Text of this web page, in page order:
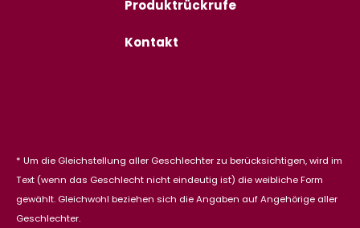
Produktrückrufe
Kontakt
* Um die Gleichstellung aller Geschlechter zu berücksichtigen, wird im
Text (wenn das Geschlecht nicht eindeutig ist) die weibliche Form
gewählt. Gleichwohl beziehen sich die Angaben auf Angehörige aller
Geschlechter.